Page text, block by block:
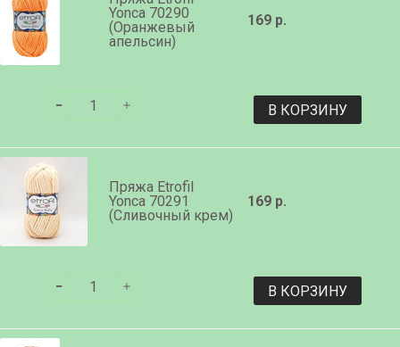
Yonca 70290
(Оранжевый
апельсин)
169 р.
В КОРЗИНУ
Пряжа Etrofil
Yonca 70291
(Сливочный крем)
169 р.
В КОРЗИНУ